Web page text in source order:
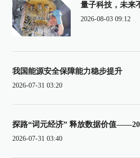
量子科技，未来
2026-08-03 09:12
我国能源安全保障能力稳步提升
2026-07-31 03:20
探路“词元经济” 释放数据价值
2026-07-31 03:40